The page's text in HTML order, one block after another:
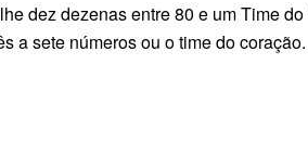
dez dezenas entre 80 e um Time
a sete números ou o time do